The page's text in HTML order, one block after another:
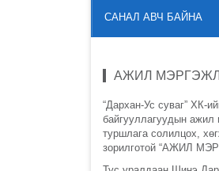
САНАЛ АВЧ БАЙНА
АЖИЛ
“Дархан-Ус суваг” ХК-
байгууллагуудын ажил
туршлага солилцох,
зорилготой “АЖИЛ